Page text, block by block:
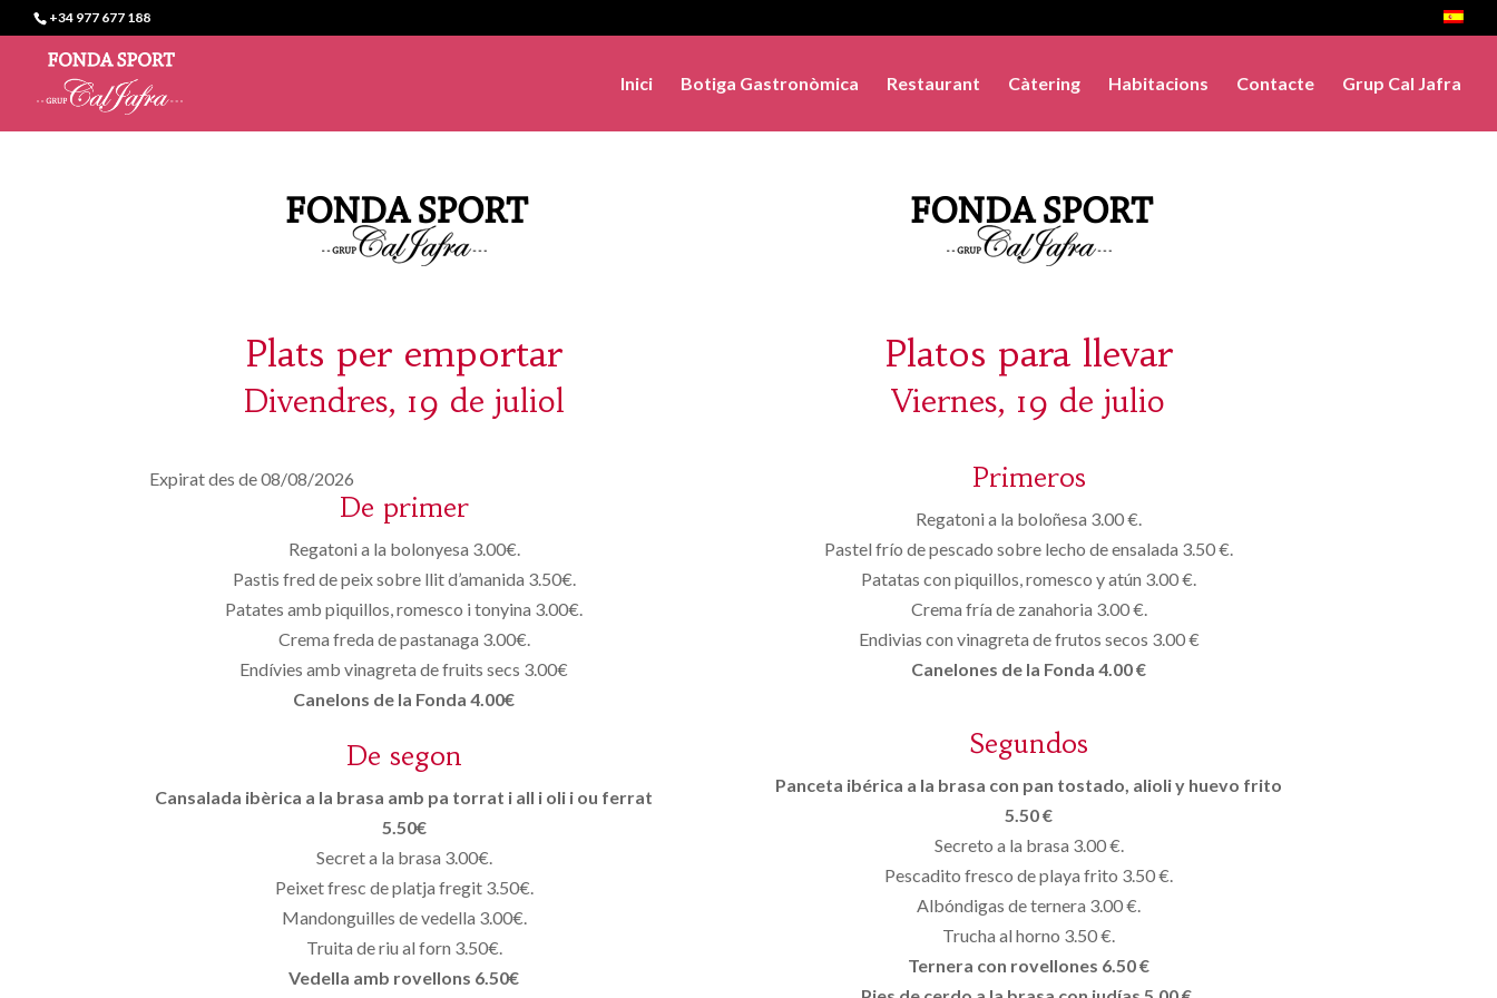
+34 977 677 188
Inici Botiga Gastronòmica Restaurant Càtering Habitacions Contacte Grup Cal Jafra
Plats per emportar
Divendres, 19 de juliol
Expirat des de 08/08/2026
De primer
Regatoni a la bolonyesa 3.00€.
Pastis fred de peix sobre llit d’amanida 3.50€.
Patates amb piquillos, romesco i tonyina 3.00€.
Crema freda de pastanaga 3.00€.
Endívies amb vinagreta de fruits secs 3.00€
Canelons de la Fonda 4.00€
De segon
Cansalada ibèrica a la brasa amb pa torrat i all i oli i ou ferrat
5.50€
Secret a la brasa 3.00€.
Peixet fresc de platja fregit 3.50€.
Mandonguilles de vedella 3.00€.
Truita de riu al forn 3.50€.
Vedella amb rovellons 6.50€
Platos para llevar
Viernes, 19 de julio
Primeros
Regatoni a la boloñesa 3.00 €.
Pastel frío de pescado sobre lecho de ensalada 3.50 €.
Patatas con piquillos, romesco y atún 3.00 €.
Crema fría de zanahoria 3.00 €.
Endivias con vinagreta de frutos secos 3.00 €
Canelones de la Fonda 4.00 €
Segundos
Panceta ibérica a la brasa con pan tostado, alioli y huevo frito
5.50 €
Secreto a la brasa 3.00 €.
Pescadito fresco de playa frito 3.50 €.
Albóndigas de ternera 3.00 €.
Trucha al horno 3.50 €.
Ternera con rovellones 6.50 €